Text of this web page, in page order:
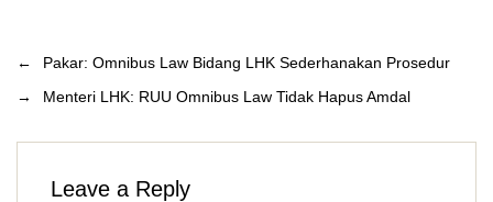
←
Pakar: Omnibus Law Bidang LHK Sederhanakan Prosedur
→
Menteri LHK: RUU Omnibus Law Tidak Hapus Amdal
Leave a Reply